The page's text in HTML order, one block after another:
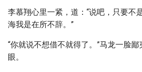
李慕翔心里一紧，道：“说吧，只要不
海我是在所不辞。”
“你就说不想借不就得了。”马龙一脸
眼。